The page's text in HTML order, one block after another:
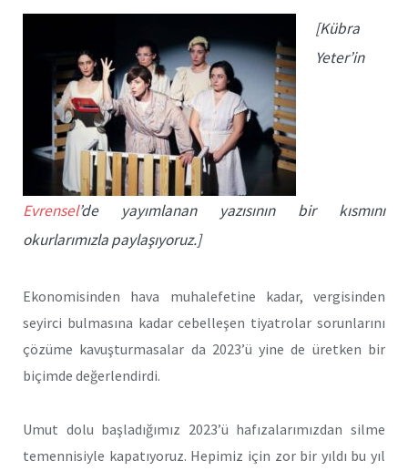
[Kübra
Yeter’in
Evrensel’de yayımlanan yazısının bir kısmını
okurlarımızla paylaşıyoruz.]
Ekonomisinden hava muhalefetine kadar, vergisinden
seyirci bulmasına kadar cebelleşen tiyatrolar sorunlarını
çözüme kavuşturmasalar da 2023’ü yine de üretken bir
biçimde değerlendirdi.
Umut dolu başladığımız 2023’ü hafızalarımızdan silme
temennisiyle kapatıyoruz. Hepimiz için zor bir yıldı bu yıl